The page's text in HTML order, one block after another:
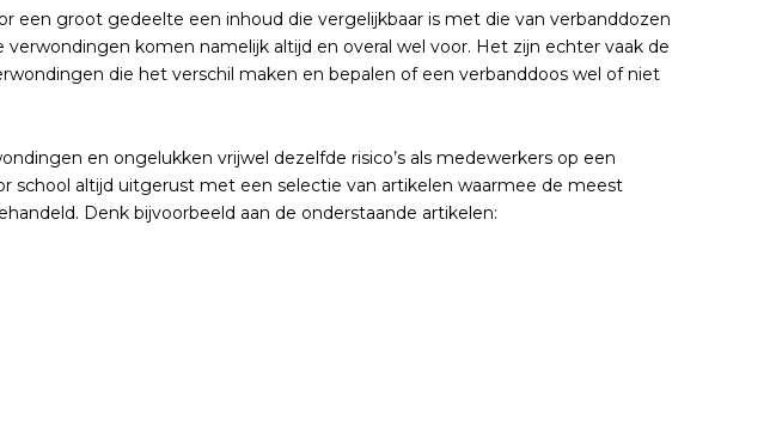
een groot gedeelte een inhoud die vergelijkbaar is met die van verbanddozen
komen namelijk altijd en overal wel voor. Het zijn echter vaak de
die het verschil maken en bepalen of een verbanddoos wel of niet
en ongelukken vrijwel dezelfde risico’s als medewerkers op een
school altijd uitgerust met een selectie van artikelen waarmee de meest
Denk bijvoorbeeld aan de onderstaande artikelen: